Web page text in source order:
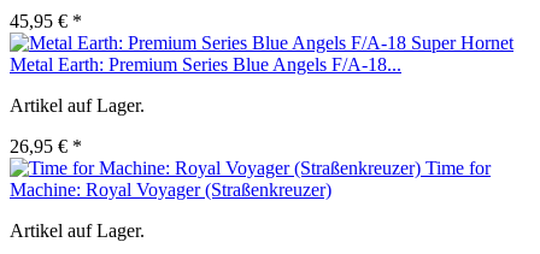
45,95 € *
Metal Earth: Premium Series Blue Angels F/A-18...
Artikel auf Lager.
26,95 € *
Time for
Machine: Royal Voyager (Straßenkreuzer)
Artikel auf Lager.